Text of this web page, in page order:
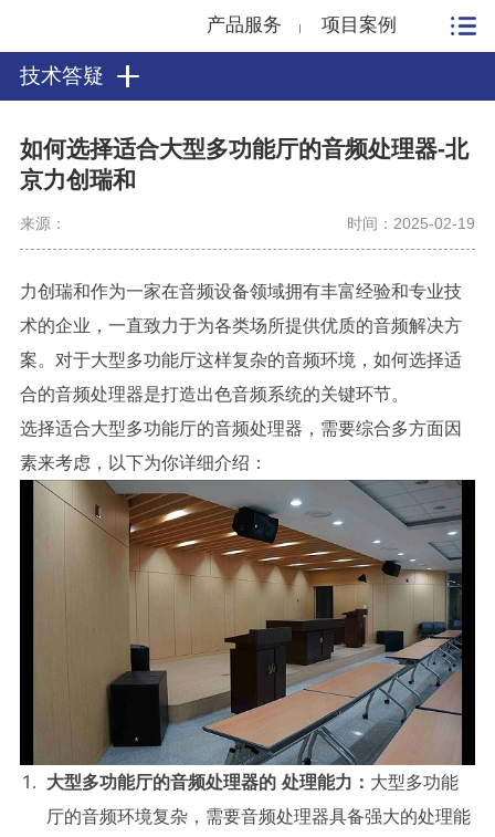
产品服务 项目案例
技术答疑
如何选择适合大型多功能厅的音频处理器-北
京力创瑞和
来源： 时间：2025-02-19
力创瑞和作为一家在音频设备领域拥有丰富经验和专业技
术的企业，一直致力于为各类场所提供优质的音频解决方
案。对于大型多功能厅这样复杂的音频环境，如何选择适
合的音频处理器是打造出色音频系统的关键环节。
选择适合大型多功能厅的音频处理器，需要综合多方面因
素来考虑，以下为你详细介绍：
大型多功能厅的音频处理器的 处理能力： 大型多功能
厅的音频环境复杂，需要音频处理器具备强大的处理能